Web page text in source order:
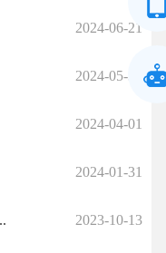
2024-06-21
2024-05-31
2024-04-01
2024-01-31
2023-10-13